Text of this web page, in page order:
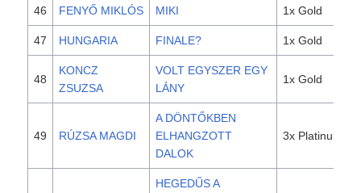
46 FENYŐ MIKLÓS MIKI 1x Gold
47 HUNGARIA FINALE? 1x Gold
48
KONCZ
ZSUZSA
VOLT EGYSZER EGY
LÁNY
1x Gold
49 RÚZSA MAGDI
A DÖNTŐKBEN
ELHANGZOTT
DALOK
3x Platinum
HEGEDŰS A